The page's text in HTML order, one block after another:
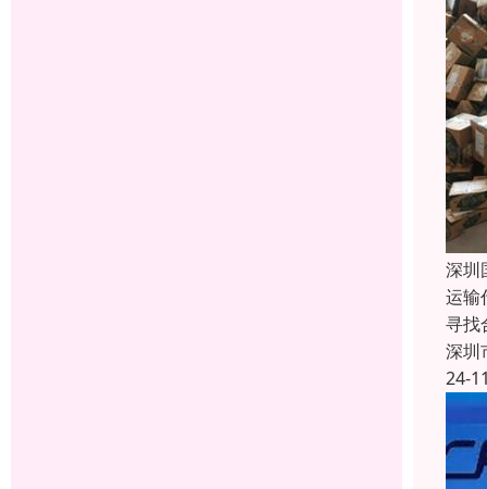
深圳
运输
寻找
深圳
24-